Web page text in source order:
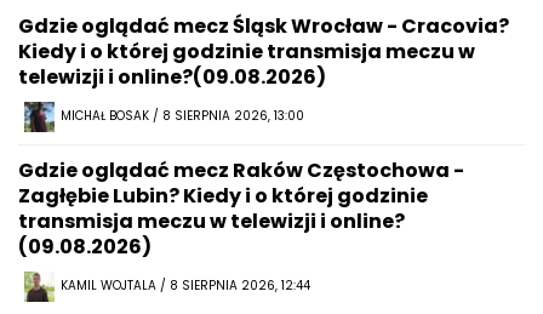
Gdzie oglądać mecz Śląsk Wrocław - Cracovia?
Kiedy i o której godzinie transmisja meczu w
telewizji i online?(09.08.2026)
MICHAŁ BOSAK / 8 SIERPNIA 2026, 13:00
Gdzie oglądać mecz Raków Częstochowa -
Zagłębie Lubin? Kiedy i o której godzinie
transmisja meczu w telewizji i online?
(09.08.2026)
KAMIL WOJTALA / 8 SIERPNIA 2026, 12:44